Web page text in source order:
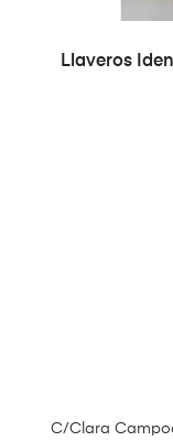
Llaveros
C/Clara